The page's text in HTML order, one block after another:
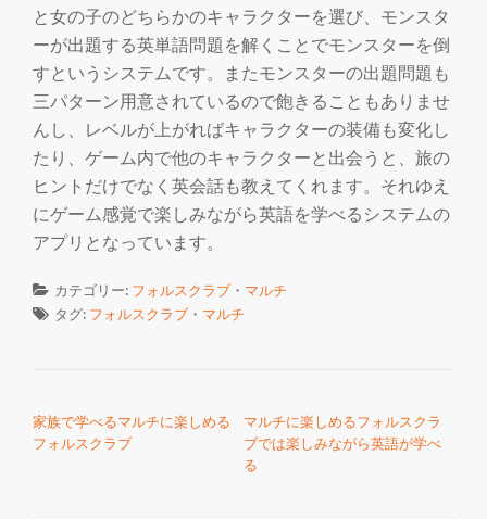
え
と女の子のどちらかのキャラクターを選び、モンスタ
ーが出題する英単語問題を解くことでモンスターを倒
すというシステムです。またモンスターの出題問題も
三パターン用意されているので飽きることもありませ
んし、レベルが上がればキャラクターの装備も変化し
たり、ゲーム内で他のキャラクターと出会うと、旅の
ヒントだけでなく英会話も教えてくれます。それゆえ
にゲーム感覚で楽しみながら英語を学べるシステムの
アプリとなっています。
カテゴリー: フォルスクラブ ・ マルチ
タグ: フォルスクラブ ・ マルチ
家族で学べるマルチに楽しめる
フォルスクラブ
マルチに楽しめるフォルスクラ
ブでは楽しみながら英語が学べ
る